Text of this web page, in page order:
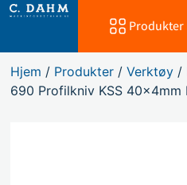
Produkter
Hjem / Produkter /Verktøy /
690 Profilkniv KSS 40x4mm